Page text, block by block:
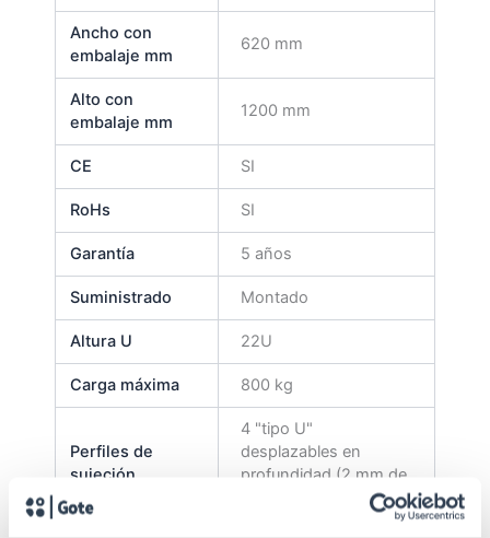
Ancho con
embalaje mm
620 mm
Alto con
embalaje mm
1200 mm
CE SI
RoHs SI
Garantía 5 años
Suministrado Montado
Altura U 22U
Carga máxima 800 kg
Perfiles de
sujeción
4 "tipo U"
desplazables en
profundidad (2 mm de